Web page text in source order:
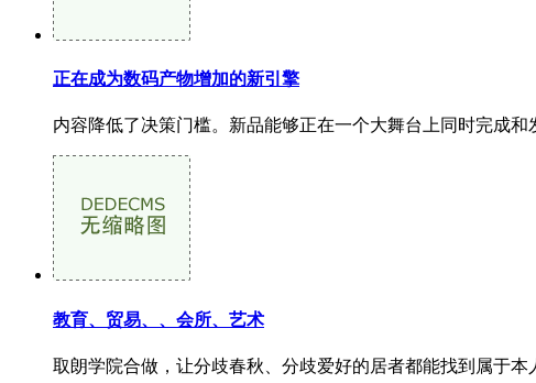
正在成为数码产物增加的新引擎
内容降低了决策门槛。新品能够正在一个大舞台上同时完成
教育、贸易、、会所、艺术
取朗学院合做，让分歧春秋、分歧爱好的居者都能找到属于本